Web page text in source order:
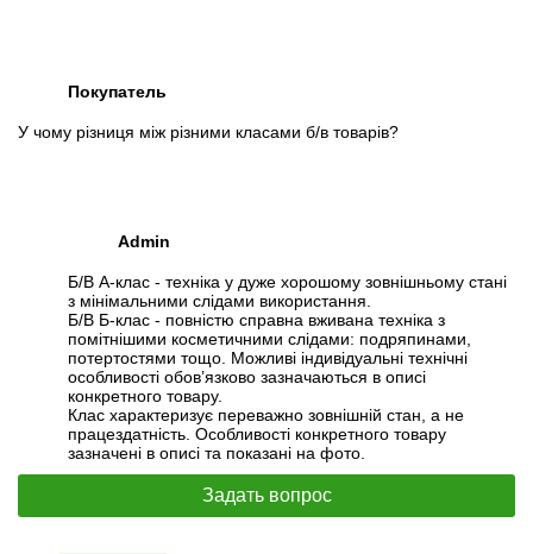
Покупатель
У чому різниця між різними класами б/в товарів?
Admin
Б/В А-клас - техніка у дуже хорошому зовнішньому стані
з мінімальними слідами використання.
Б/В Б-клас - повністю справна вживана техніка з
помітнішими косметичними слідами: подряпинами,
потертостями тощо. Можливі індивідуальні технічні
особливості обов’язково зазначаються в описі
конкретного товару.
Клас характеризує переважно зовнішній стан, а не
працездатність. Особливості конкретного товару
зазначені в описі та показані на фото.
Задать вопрос